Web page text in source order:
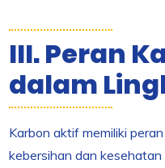
III. Peran
dalam
Karbon aktif memiliki
kebersihan dan